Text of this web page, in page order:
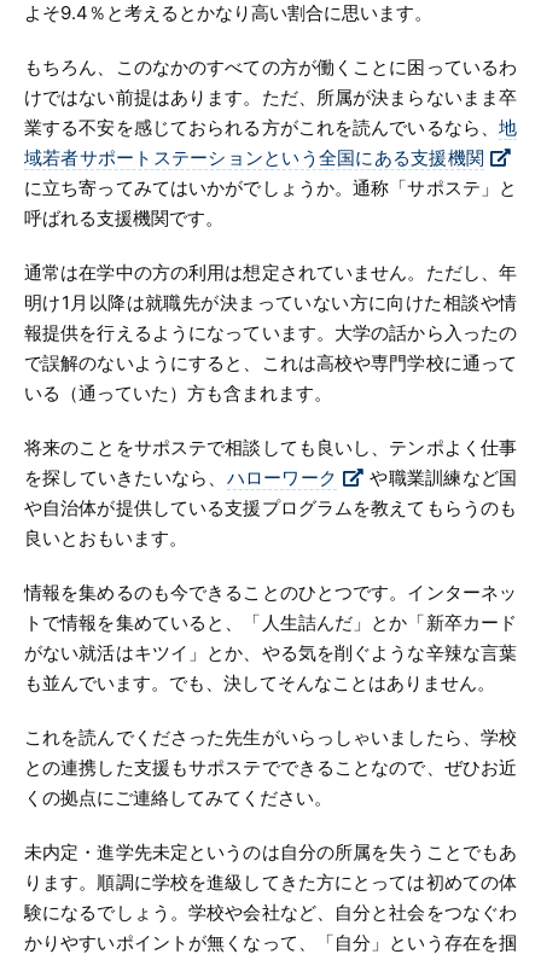
よそ9.4％と考えるとかなり高い割合に思います。
もちろん、このなかのすべての方が働くことに困っているわ
けではない前提はあります。ただ、所属が決まらないまま卒
業する不安を感じておられる方がこれを読んでいるなら、 地
域若者サポートステーションという全国にある支援機関
に立ち寄ってみてはいかがでしょうか。通称「サポステ」と
呼ばれる支援機関です。
通常は在学中の方の利用は想定されていません。ただし、年
明け1月以降は就職先が決まっていない方に向けた相談や情
報提供を行えるようになっています。大学の話から入ったの
で誤解のないようにすると、これは高校や専門学校に通って
いる（通っていた）方も含まれます。
将来のことをサポステで相談しても良いし、テンポよく仕事
を探していきたいなら、 ハローワーク
や職業訓練など国
や自治体が提供している支援プログラムを教えてもらうのも
良いとおもいます。
情報を集めるのも今できることのひとつです。インターネッ
トで情報を集めていると、「人生詰んだ」とか「新卒カード
がない就活はキツイ」とか、やる気を削ぐような辛辣な言葉
も並んでいます。でも、決してそんなことはありません。
これを読んでくださった先生がいらっしゃいましたら、学校
との連携した支援もサポステでできることなので、ぜひお近
くの拠点にご連絡してみてください。
未内定・進学先未定というのは自分の所属を失うことでもあ
ります。順調に学校を進級してきた方にとっては初めての体
験になるでしょう。学校や会社など、自分と社会をつなぐわ
かりやすいポイントが無くなって、「自分」という存在を掴